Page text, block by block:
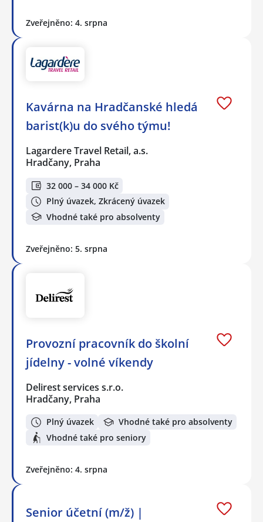
Zveřejněno: 4. srpna
Kavárna na Hradčanské hledá
barist(k)u do svého týmu!
Lagardere Travel Retail, a.s.
Hradčany, Praha
32 000 – 34 000 Kč
Plný úvazek, Zkrácený úvazek
Vhodné také pro absolventy
Zveřejněno: 5. srpna
Provozní pracovník do školní
jídelny - volné víkendy
Delirest services s.r.o.
Hradčany, Praha
Plný úvazek
Vhodné také pro absolventy
Vhodné také pro seniory
Zveřejněno: 4. srpna
Senior účetní (m/ž) |